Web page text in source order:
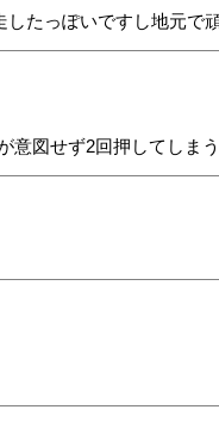
たっぽいですし地元で
意図せず2回押してしま